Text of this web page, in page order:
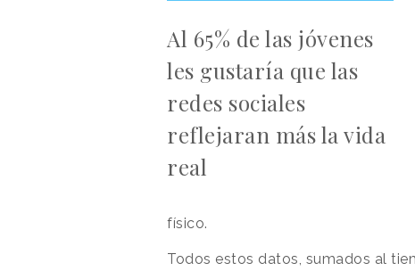
Al 65% de las jóvenes
les gustaría que las
redes sociales
reflejaran más la vida
real
físico.
Todos estos datos, sumados al